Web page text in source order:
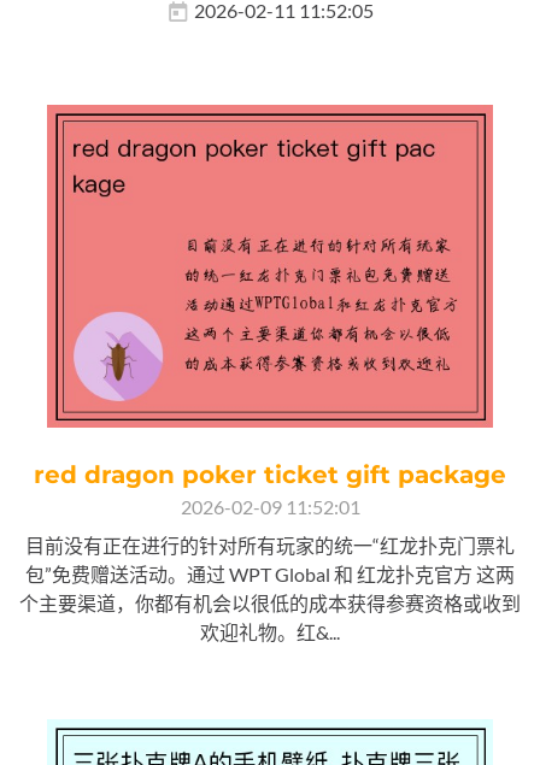
2026-02-11 11:52:05
red dragon poker ticket gift package
2026-02-09 11:52:01
目前没有正在进行的针对所有玩家的统一“红龙扑克门票礼
包”免费赠送活动。通过 WPT Global 和 红龙扑克官方 这两
个主要渠道，你都有机会以很低的成本获得参赛资格或收到
欢迎礼物。红&...